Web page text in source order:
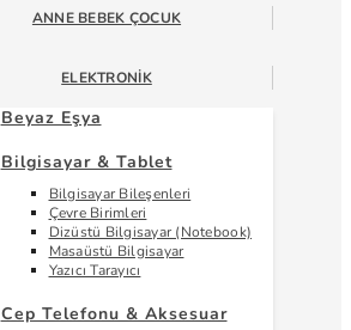
ANNE BEBEK ÇOCUK
ELEKTRONIK
Beyaz Eşya
Bilgisayar & Tablet
Bilgisayar Bileşenleri
Çevre Birimleri
Dizüstü Bilgisayar (Notebook)
Masaüstü Bilgisayar
Yazıcı Tarayıcı
Cep Telefonu & Aksesuar